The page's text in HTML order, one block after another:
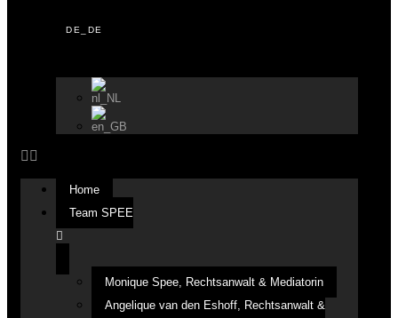
Home
Team SPEE
Monique Spee, Rechtsanwalt & Mediatorin
Angelique van den Eshoff, Rechtsanwalt &